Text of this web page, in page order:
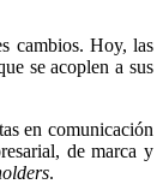
cambios. Hoy, las
se acoplen a sus
en comunicación
de marca y
.